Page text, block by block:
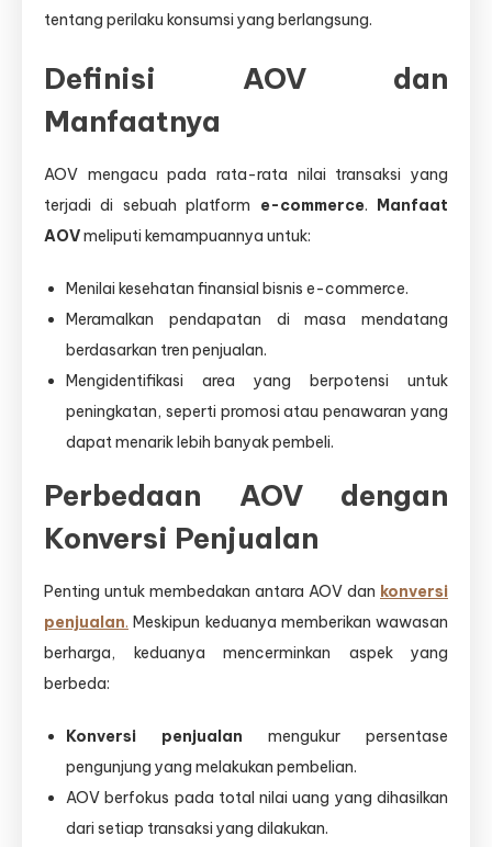
tentang perilaku konsumsi yang berlangsung.
Definisi AOV dan
Manfaatnya
AOV mengacu pada rata-rata nilai transaksi yang
terjadi di sebuah platform e-commerce. Manfaat
AOVmeliputi kemampuannya untuk:
Menilai kesehatan finansial bisnis e-commerce.
Meramalkan pendapatan di masa mendatang
berdasarkan tren penjualan.
Mengidentifikasi area yang berpotensi untuk
peningkatan, seperti promosi atau penawaran yang
dapat menarik lebih banyak pembeli.
Perbedaan AOV dengan
Konversi Penjualan
Penting untuk membedakan antara AOV dan konversi
penjualan. Meskipun keduanya memberikan wawasan
berharga, keduanya mencerminkan aspek yang
berbeda:
Konversi penjualan mengukur persentase
pengunjung yang melakukan pembelian.
AOV berfokus pada total nilai uang yang dihasilkan
dari setiap transaksi yang dilakukan.